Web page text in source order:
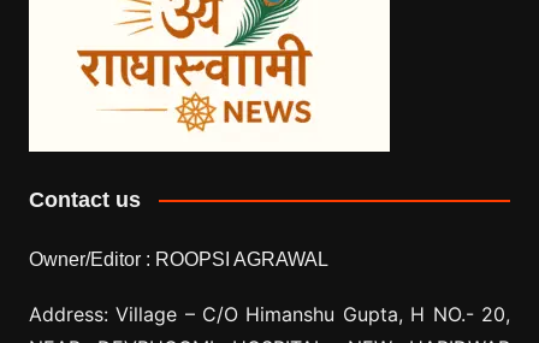
Contact us
Owner/Editor : ROOPSI AGRAWAL
Address: Village – C/O Himanshu Gupta, H NO.- 20,